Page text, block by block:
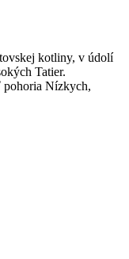
kotliny, v údolí
Tatier.
pohoria Nízkych,